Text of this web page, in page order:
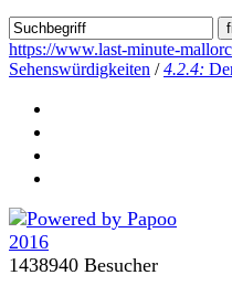
https://www.last-minute-
Sehenswürdigkeiten /4.2.4:
1438940 Besucher